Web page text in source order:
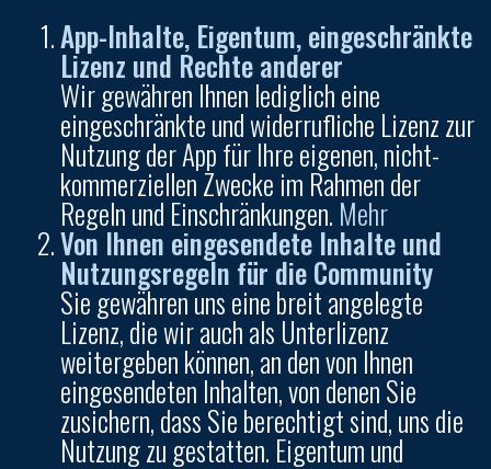
App-Inhalte, Eigentum, eingeschränkte
Lizenz und Rechte anderer
Wir gewähren Ihnen lediglich eine
eingeschränkte und widerrufliche Lizenz zur
Nutzung der App für Ihre eigenen, nicht-
kommerziellen Zwecke im Rahmen der
Regeln und Einschränkungen. Mehr
Von Ihnen eingesendete Inhalte und
Nutzungsregeln für die Community
Sie gewähren uns eine breit angelegte
Lizenz, die wir auch als Unterlizenz
weitergeben können, an den von Ihnen
eingesendeten Inhalten, von denen Sie
zusichern, dass Sie berechtigt sind, uns die
Nutzung zu gestatten. Eigentum und